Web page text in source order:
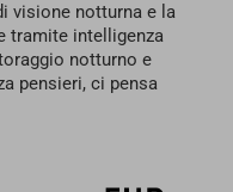
visione notturna e la
tramite intelligenza
notturno e
pensieri, ci pensa